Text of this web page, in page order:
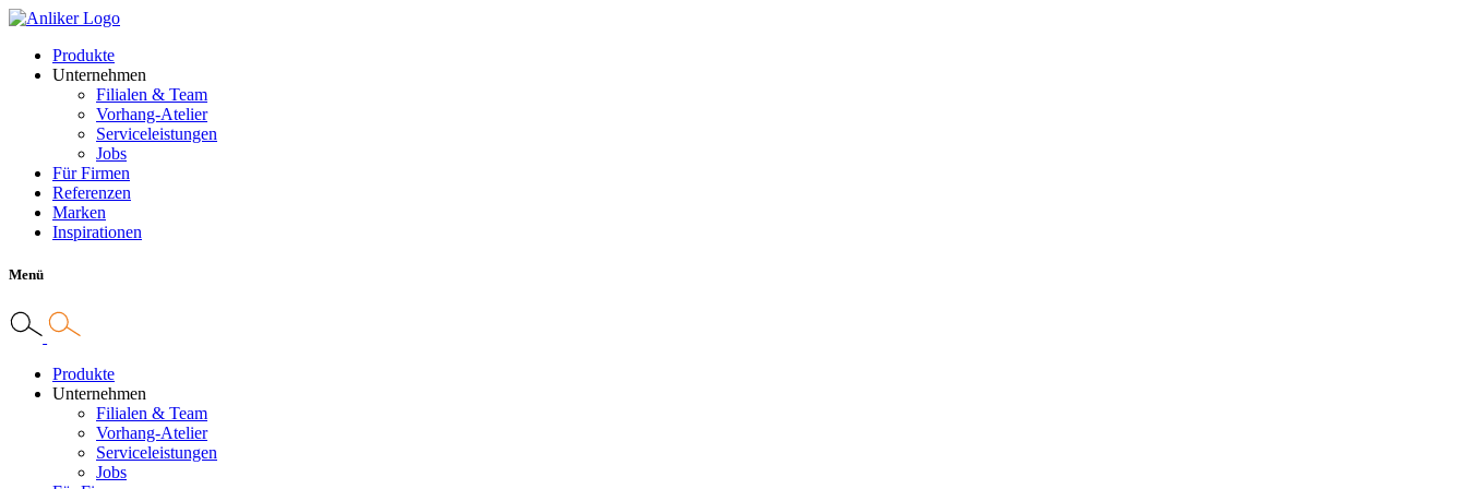
Produkte
Unternehmen
Filialen & Team
Vorhang-Atelier
Serviceleistungen
Jobs
Für Firmen
Referenzen
Marken
Inspirationen
Menü
Produkte
Unternehmen
Filialen & Team
Vorhang-Atelier
Serviceleistungen
Jobs